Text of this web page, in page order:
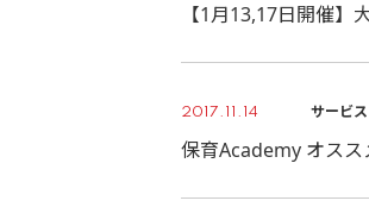
【1月13,17日開催
2017.11.14 サービス
保育Academy オス